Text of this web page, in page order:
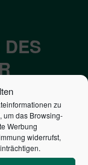
zu
um das Browsing-
Werbung
widerrufst,